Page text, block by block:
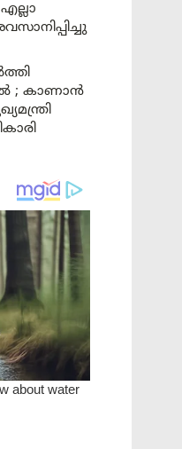
; കാണാൻ